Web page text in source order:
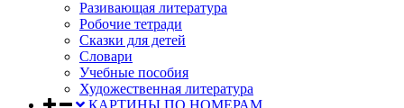
Разивающая литература
Робочие тетради
Сказки для детей
Словари
Учебные пособия
Художественная литература
КАРТИНЫ ПО НОМЕРАМ